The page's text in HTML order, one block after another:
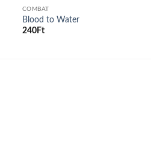
COMBAT
Blood to Water
240Ft